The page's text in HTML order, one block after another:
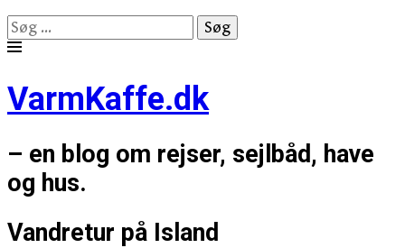
Søg
efter:
to
content
VarmKaffe.dk
– en blog om rejser, sejlbåd, have
og hus.
Vandretur på Island